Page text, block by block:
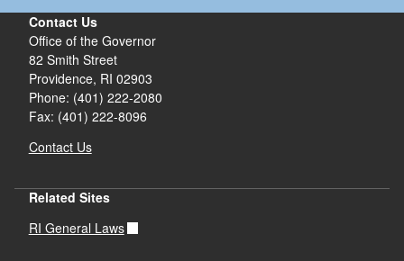
Contact Us
Office of the Governor
82 Smith Street
Providence, RI 02903
Phone: (401) 222-2080
Fax: (401) 222-8096
Contact Us
Related Sites
RI General Laws